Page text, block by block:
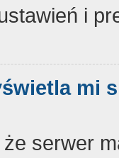
i
mi
serwer